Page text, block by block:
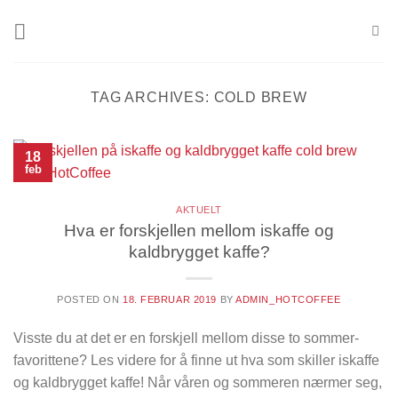
TAG ARCHIVES: COLD BREW
18
feb
AKTUELT
Hva er forskjellen mellom iskaffe og
kaldbrygget kaffe?
POSTED ON 18. FEBRUAR 2019 BYADMIN_HOTCOFFEE
Visste du at det er en forskjell mellom disse to sommer-
favorittene? Les videre for å finne ut hva som skiller iskaffe
og kaldbrygget kaffe! Når våren og sommeren nærmer seg,